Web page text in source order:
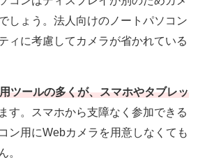
しょう。法人向けのノートパソコン
ィに考慮してカメラが省かれている
ツールの多くが、スマホやタブレッ
す。スマホから支障なく参加できる
ン用にWebカメラを用意しなくても
。